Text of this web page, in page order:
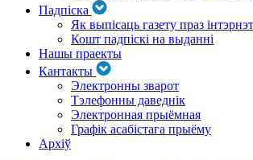
Падпіска
Як выпісаць газету праз
Кошт падпіскі на выданні
Нашы праекты
Кантакты
Электронны зварот
Тэлефонны даведнік
Электронная прыёмная
Графік асабістага прыёму
Архіў